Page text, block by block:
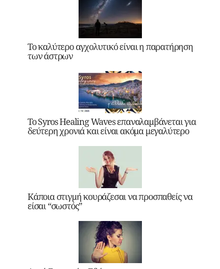
Το καλύτερο αγχολυτικό είναι η παρατήρηση
των άστρων
Το Syros Healing Waves επαναλαμβάνεται για
δεύτερη χρονιά και είναι ακόμα μεγαλύτερο
Κάποια στιγμή κουράζεσαι να προσπαθείς να
είσαι “σωστός”